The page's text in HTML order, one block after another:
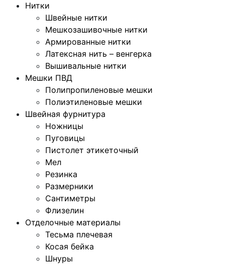
Нитки
Швейные нитки
Мешкозашивочные нитки
Армированные нитки
Латексная нить – венгерка
Вышивальные нитки
Мешки ПВД
Полипропиленовые мешки
Полиэтиленовые мешки
Швейная фурнитура
Ножницы
Пуговицы
Пистолет этикеточный
Мел
Резинка
Размерники
Сантиметры
Флизелин
Отделочные материалы
Тесьма плечевая
Косая бейка
Шнуры